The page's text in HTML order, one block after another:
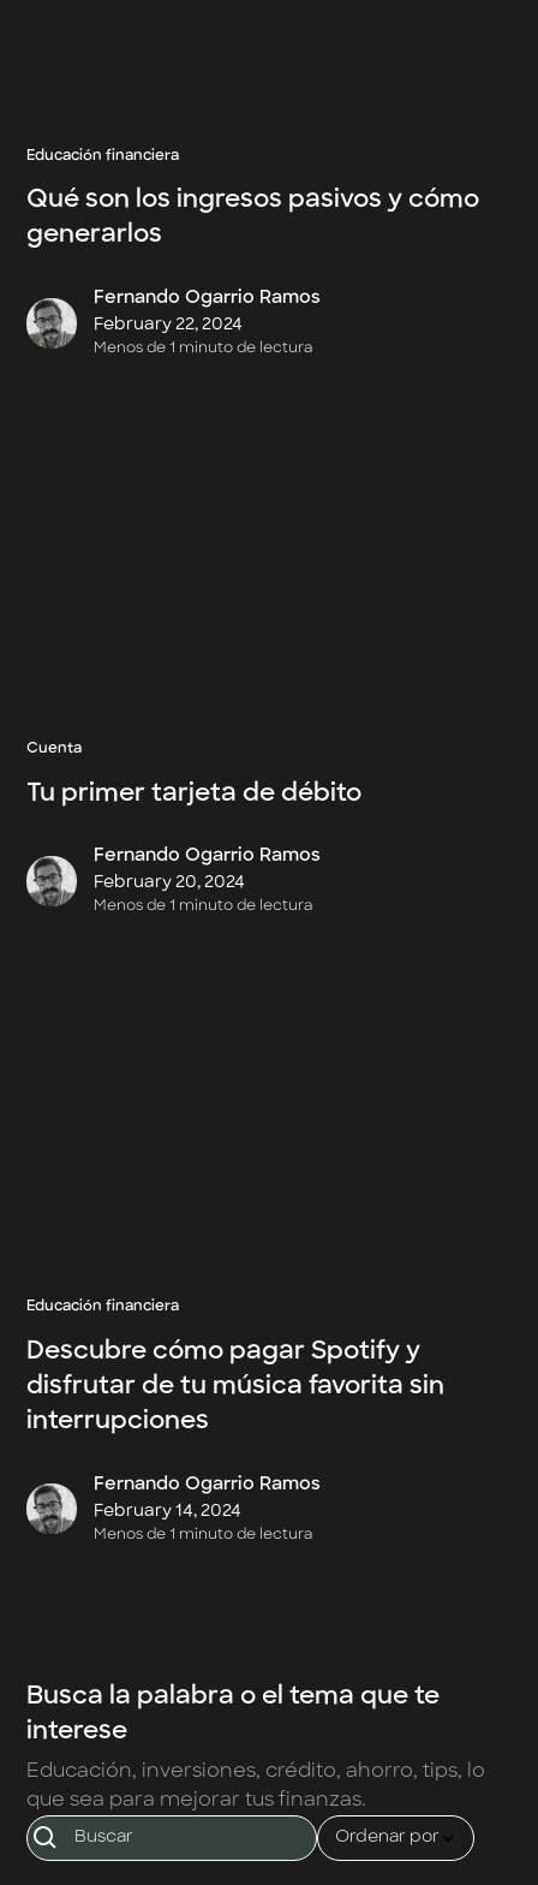
Educación financiera
Qué son los ingresos pasivos y cómo
generarlos
Fernando Ogarrio Ramos
February 22, 2024
Menos de 1 minuto de lectura
Cuenta
Tu primer tarjeta de débito
Fernando Ogarrio Ramos
February 20, 2024
Menos de 1 minuto de lectura
Educación financiera
Descubre cómo pagar Spotify y
disfrutar de tu música favorita sin
interrupciones
Fernando Ogarrio Ramos
February 14, 2024
Menos de 1 minuto de lectura
Busca la palabra o el tema que te
interese
Educación, inversiones, crédito, ahorro, tips, lo
que sea para mejorar tus finanzas.
Ordenar por